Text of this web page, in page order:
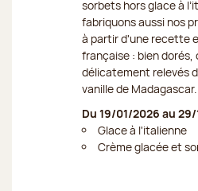
sorbets hors glace à
fabriquons aussi nos
à partir d'une recette
française : bien
délicatement relevés
vanille de Madagascar.
Du 19/01/2026 au
Glace à l'italienne
Crème glacée et